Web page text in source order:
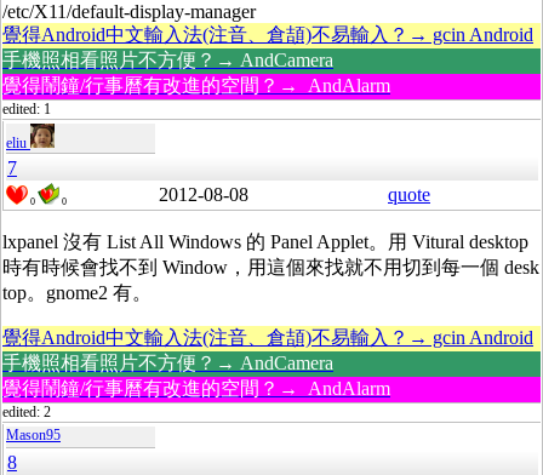
/etc/X11/default-display-manager
覺得Android中文輸入法(注音、倉頡)不易輸入？→ gcin Android
手機照相看照片不方便？→ AndCamera
覺得鬧鐘/行事曆有改進的空間？→ AndAlarm
edited: 1
eliu
7
0 0 2012-08-08 quote
lxpanel 沒有 List All Windows 的 Panel Applet。用 Vitural desktop
時有時候會找不到 Window，用這個來找就不用切到每一個 desk
top。gnome2 有。
覺得Android中文輸入法(注音、倉頡)不易輸入？→ gcin Android
手機照相看照片不方便？→ AndCamera
覺得鬧鐘/行事曆有改進的空間？→ AndAlarm
edited: 2
Mason95
8